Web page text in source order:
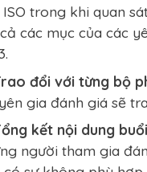
ISO trong khi quan
các mục của các
đổi với từng bộ
gia đánh giá sẽ
kết nội dung
người tham gia